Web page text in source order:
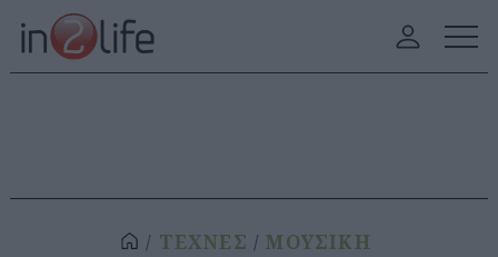
ΤΕΧΝΕΣ ΜΟΥΣΙΚΗ